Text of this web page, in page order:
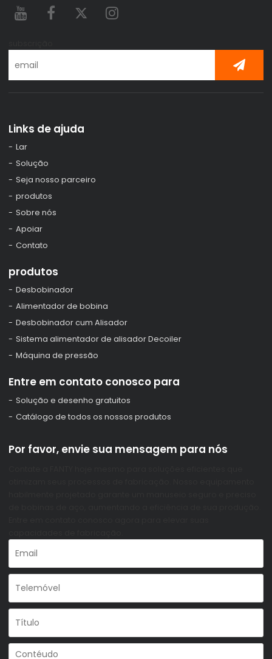
Links de ajuda
Lar
Solução
Seja nosso parceiro
produtos
Sobre nós
Apoiar
Contato
produtos
Desbobinador
Alimentador de bobina
Desbobinador cum Alisador
Sistema alimentador de alisador Decoiler
Máquina de pressão
Entre em contato conosco para
Solução e desenho gratuitos
Catálogo de todos os nossos produtos
Por favor, envie sua mensagem para nós